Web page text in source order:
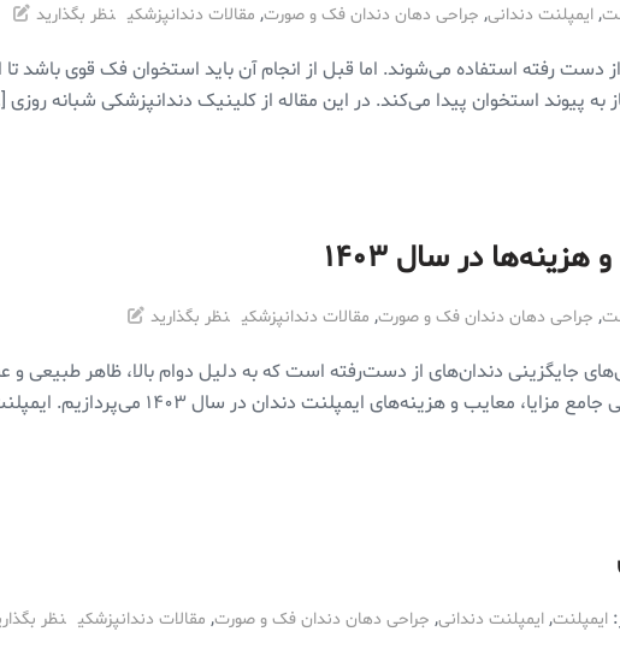
, ایمپلنت دندانی, جراحی دهان دندان فک و صورت, مقالات دندانپزشکی نظر بگذارید
دست رفته استفاده می‌شوند. اما قبل از انجام آن باید استخوان فک قوی باشد تا
به پیوند استخوان پیدا می‌کند. در این مقاله از کلینیک دندانپزشکی شبانه روزی
در سال ۱۴۰۳
, جراحی دهان دندان فک و صورت, مقالات دندانپزشکی نظر بگذارید
جایگزینی دندان‌های از دست‌رفته است که به دلیل دوام بالا، ظاهر طبیعی و
ایمپلنت دندان در سال ۱۴۰۳ می‌پردازیم. ایمپلنت دندان چیست؟ ایمپلنت دندان یک […]
ایمپلنت, ایمپلنت دندانی, جراحی دهان دندان فک و صورت, مقالات دندانپزشکی نظر